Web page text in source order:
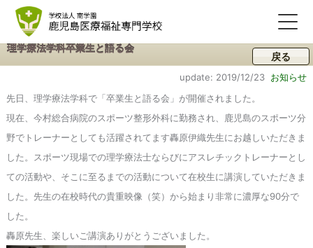
理学療法学科卒業生と語る会
戻る
update: 2019/12/23 お知らせ
先日、理学療法学科で「卒業生と語る会」が開催されました。
現在、今村総合病院のスポーツ整形外科に勤務され、鹿児島のスポーツ分
野でトレーナーとしても活躍されてます轟原伊織先生にお越しいただきま
した。スポーツ現場での理学療法士ならびにアスレチックトレーナーとし
ての活動や、そこに至るまでの活動について在校生に講演していただきま
した。先生の在校時代の貴重映像（笑）から始まり非常に濃厚な90分で
した。
轟原先生、楽しいご講演ありがとうございました。